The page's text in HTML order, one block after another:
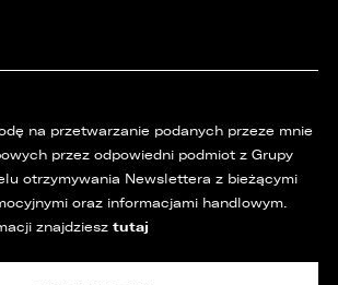
na przetwarzanie podanych przeze mnie
przez odpowiedni podmiot z Grupy
otrzymywania Newslettera z bieżącymi
oraz informacjami handlowym.
znajdziesz tutaj